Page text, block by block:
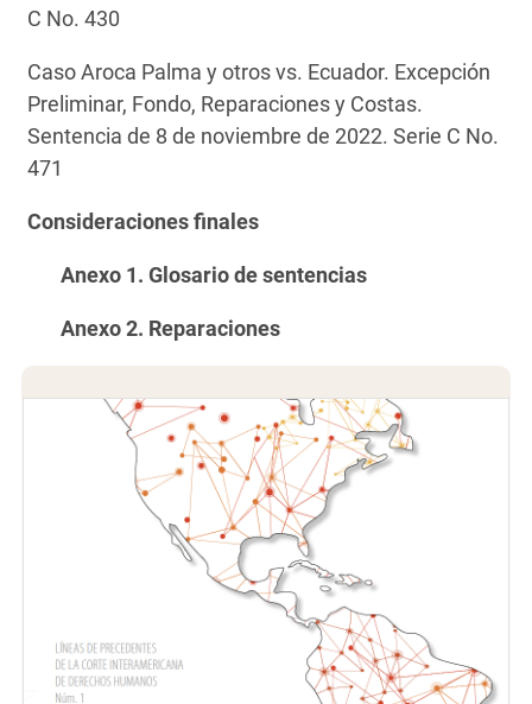
C No. 430
Caso Aroca Palma y otros vs. Ecuador. Excepción
Preliminar, Fondo, Reparaciones y Costas.
Sentencia de 8 de noviembre de 2022. Serie C No.
471
Consideraciones finales
Anexo 1. Glosario de sentencias
Anexo 2. Reparaciones